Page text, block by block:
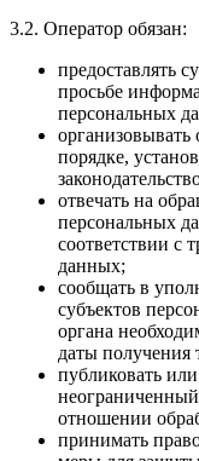
3.2. Оператор обязан:
предоставлять
просьбе
персональных
порядке,
отвечать на
персональных
соответствии с
данных;
сообщать в
субъектов
органа
даты получения
публиковать
отношении
принимать